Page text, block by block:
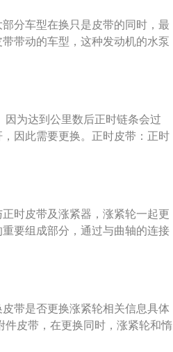
分车型在换只是皮带的同时，最
带动的车型，这种发动机的水泵
，一般到换皮带的公里数了，水
以这部分车型必须更换！还有很
水泵一般都在外面与发电机皮带
这种水泵一般延伸在正时皮带下
时皮带或者张紧轮上面的话，这
句话概括一下就是，水泵是由正
为达到公里数后正时链条会过
因此需要更换。正时皮带：正时
曲轴的连接并配合一定的传动比
肯定要比金属齿轮短，因此要定
5、6、7、8、X、M、Z、i等几
，3系是中型汽车，4系是中型轿
轿跑（含敞篷），7系是豪华D级
动力系列，M是宝马的高性能与
时皮带及涨紧器，涨紧轮一起更
要组成部分，通过与曲轴的连接
。使用皮带而不是齿轮来传动是
轮主要由固定壳体、张紧臂、轮
皮带不同的松紧程度，自动调整
带是否更换涨紧轮相关信息具体
皮带，在更换同时，涨紧轮和惰
更换。注意事项：发动机通过皮